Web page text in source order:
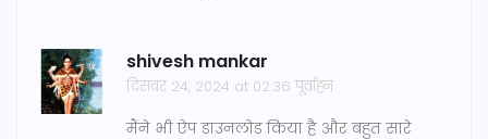
shivesh mankar
दिसंबर 24, 2024 at 02:36 पूर्वाह्न
मैंने भी ऐप डाउनलोड किया है और बहुत सारे